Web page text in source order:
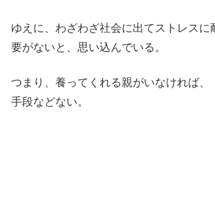
ゆえに、わざわざ社会に出てストレスに
要がないと、思い込んでいる。
つまり、養ってくれる親がいなければ、
手段などない。